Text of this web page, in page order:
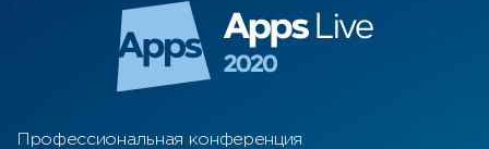
Профессиональная конференция